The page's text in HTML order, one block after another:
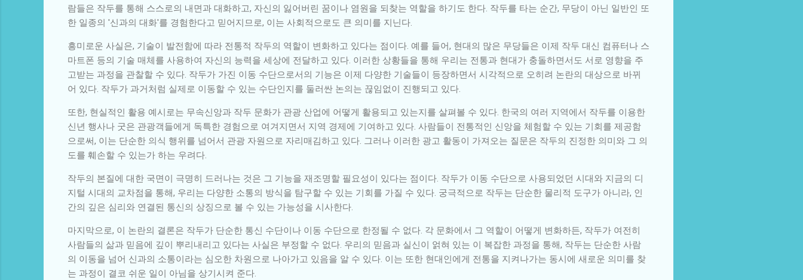
람들은 작두를 통해 스스로의 내면과 대화하고, 자신의 잃어버린 꿈이나 염원을 되찾는 역할을 하기도 한다. 작두를 타는 순간, 무당이 아닌 일반인 또
한 일종의 '신과의 대화'를 경험한다고 믿어지므로, 이는 사회적으로도 큰 의미를 지닌다.
흥미로운 사실은, 기술이 발전함에 따라 전통적 작두의 역할이 변화하고 있다는 점이다. 예를 들어, 현대의 많은 무당들은 이제 작두 대신 컴퓨터나 스
마트폰 등의 기술 매체를 사용하여 자신의 능력을 세상에 전달하고 있다. 이러한 상황들을 통해 우리는 전통과 현대가 충돌하면서도 서로 영향을 주
고받는 과정을 관찰할 수 있다. 작두가 가진 이동 수단으로서의 기능은 이제 다양한 기술들이 등장하면서 시각적으로 오히려 논란의 대상으로 바뀌
어 있다. 작두가 과거처럼 실제로 이동할 수 있는 수단인지를 둘러싼 논의는 끊임없이 진행되고 있다.
또한, 현실적인 활용 예시로는 무속신앙과 작두 문화가 관광 산업에 어떻게 활용되고 있는지를 살펴볼 수 있다. 한국의 여러 지역에서 작두를 이용한
신년 행사나 굿은 관광객들에게 독특한 경험으로 여겨지면서 지역 경제에 기여하고 있다. 사람들이 전통적인 신앙을 체험할 수 있는 기회를 제공함
으로써, 이는 단순한 의식 행위를 넘어서 관광 자원으로 자리매김하고 있다. 그러나 이러한 광고 활동이 가져오는 질문은 작두의 진정한 의미와 그 의
도를 훼손할 수 있는가 하는 우려다.
작두의 본질에 대한 국면이 극명히 드러나는 것은 그 기능을 재조명할 필요성이 있다는 점이다. 작두가 이동 수단으로 사용되었던 시대와 지금의 디
지털 시대의 교차점을 통해, 우리는 다양한 소통의 방식을 탐구할 수 있는 기회를 가질 수 있다. 궁극적으로 작두는 단순한 물리적 도구가 아니라, 인
간의 깊은 심리와 연결된 통신의 상징으로 볼 수 있는 가능성을 시사한다.
마지막으로, 이 논란의 결론은 작두가 단순한 통신 수단이나 이동 수단으로 한정될 수 없다. 각 문화에서 그 역할이 어떻게 변화하든, 작두가 여전히
사람들의 삶과 믿음에 깊이 뿌리내리고 있다는 사실은 부정할 수 없다. 우리의 믿음과 실신이 얽혀 있는 이 복잡한 과정을 통해, 작두는 단순한 사람
의 이동을 넘어 신과의 소통이라는 심오한 차원으로 나아가고 있음을 알 수 있다. 이는 또한 현대인에게 전통을 지켜나가는 동시에 새로운 의미를 찾
는 과정이 결코 쉬운 일이 아님을 상기시켜 준다.